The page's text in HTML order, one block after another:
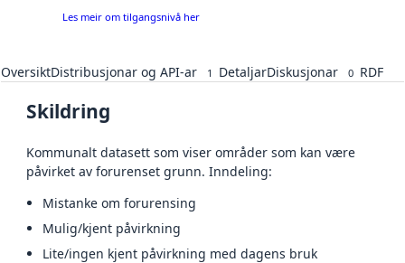
Les meir om tilgangsnivå her
OversiktDistribusjonar og API-ar 1 DetaljarDiskusjonar 0 RDF
Skildring
Kommunalt datasett som viser områder som kan være
påvirket av forurenset grunn. Inndeling:
Mistanke om forurensing
Mulig/kjent påvirkning
Lite/ingen kjent påvirkning med dagens bruk